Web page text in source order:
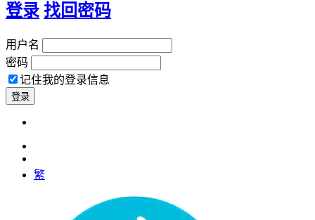
登录 找回密码
用户名
密码
记住我的登录信息
繁